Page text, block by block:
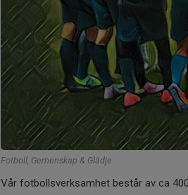
Fotboll, Gemenskap & Glädje
Vår fotbollsverksamhet består av ca